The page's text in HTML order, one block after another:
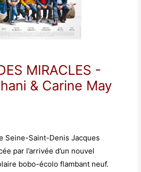
MIRACLES -
& Carine May
Seine-Saint-Denis Jacques
par l’arrivée d’un nouvel
bobo-écolo flambant neuf.